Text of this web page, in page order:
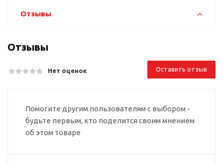
Отзывы
Отзывы
Нет оценок Оставить отзыв
Помогите другим пользователям с выбором -
будьте первым, кто поделится своим мнением
об этом товаре